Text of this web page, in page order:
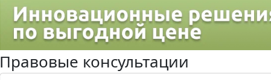
Правовые консультации